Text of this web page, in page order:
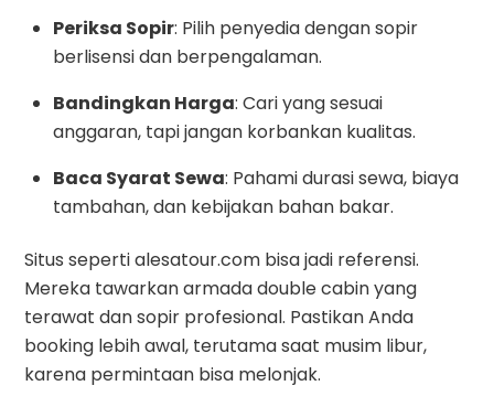
Periksa Sopir: Pilih penyedia dengan sopir
berlisensi dan berpengalaman.
Bandingkan Harga: Cari yang sesuai
anggaran, tapi jangan korbankan kualitas.
Baca Syarat Sewa: Pahami durasi sewa, biaya
tambahan, dan kebijakan bahan bakar.
Situs seperti alesatour.com bisa jadi referensi.
Mereka tawarkan armada double cabin yang
terawat dan sopir profesional. Pastikan Anda
booking lebih awal, terutama saat musim libur,
karena permintaan bisa melonjak.